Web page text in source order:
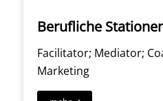
Berufliche
Facilitator; Mediator;
Marketing